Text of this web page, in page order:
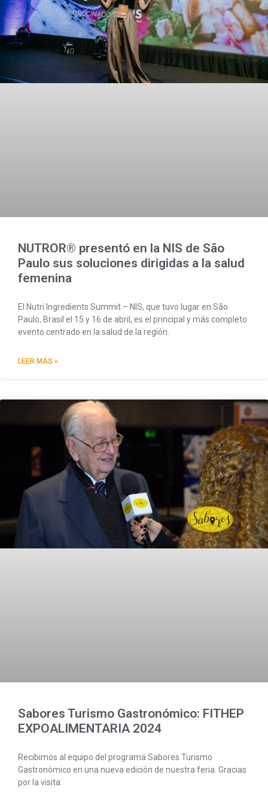
NUTROR® presentó en la NIS de São
Paulo sus soluciones dirigidas a la salud
femenina
El Nutri Ingredients Summit – NIS, que tuvo lugar en São
Paulo, Brasil el 15 y 16 de abril, es el principal y más completo
evento centrado en la salud de la región.
LEER MÁS »
Sabores Turismo Gastronómico: FITHEP
EXPOALIMENTARIA 2024
Recibimos al equipo del programa Sabores Turismo
Gastronómico en una nueva edición de nuestra feria. Gracias
por la visita.